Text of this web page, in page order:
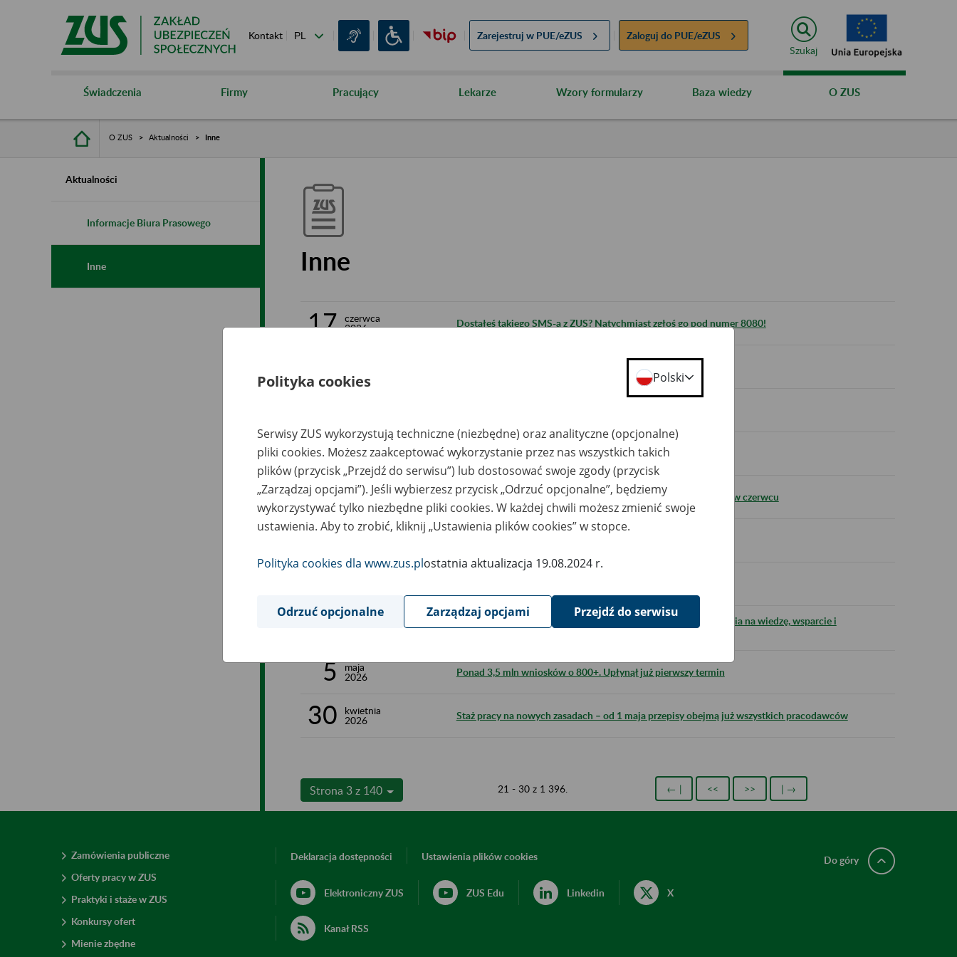
Kontakt Zarejestruj w PUE/eZUS Zaloguj do PUE/eZUS
Szukaj
Świadczenia Firmy Pracujący Lekarze Wzory formularzy Baza wiedzy O ZUS
O ZUS Aktualności Inne
Aktualności
Informacje Biura Prasowego
Inne
Inne
17 czerwca
2026
Dostałeś takiego SMS-a z ZUS? Natychmiast zgłoś go pod numer 8080!
Informacja dla klientów – praca ZUS 17 czerwca 2026 r.
10
czerwca
2026
Coraz mniej rent wypadkowych. Trend utrzymuje się od dekady
1
czerwca
2026
Masz konto w ZUS? Sprawdź, o ile wzrosną Twoje oszczędności w czerwcu
27
8
Dni Osób z Niepełnosprawnościami 2026 rozpoczęte. ZUS stawia na wiedzę, wsparcie i
5 maja
2026
Ponad 3,5 mln wniosków o 800+. Upłynął już pierwszy termin
30
kwietnia
2026
Staż pracy na nowych zasadach – od 1 maja przepisy obejmą już wszystkich pracodawców
Strona 3 z 140 21 - 30 z 1 396. ← | << >> | →
Zamówienia publiczne
Oferty pracy w ZUS
Praktyki i staże w ZUS
Konkursy ofert
Mienie zbędne
Deklaracja dostępności Ustawienia plików cookies
Elektroniczny ZUS ZUS Edu Linkedin X
Kanał RSS
Do góry
Polityka cookies Polski
Serwisy ZUS wykorzystują techniczne (niezbędne) oraz analityczne (opcjonalne)
pliki cookies. Możesz zaakceptować wykorzystanie przez nas wszystkich takich
plików (przycisk „Przejdź do serwisu”) lub dostosować swoje zgody (przycisk
„Zarządzaj opcjami”). Jeśli wybierzesz przycisk „Odrzuć opcjonalne”, będziemy
wykorzystywać tylko niezbędne pliki cookies. W każdej chwili możesz zmienić swoje
ustawienia. Aby to zrobić, kliknij „Ustawienia plików cookies” w stopce.
Polityka cookies dla www.zus.plostatnia aktualizacja 19.08.2024 r.
Odrzuć opcjonalne Zarządzaj opcjami Przejdź do serwisu